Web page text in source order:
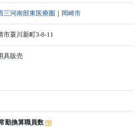
三河南部東医療圏 ｜ 岡崎市
市蓑川新町3-8-11
具販売
勤換算職員数